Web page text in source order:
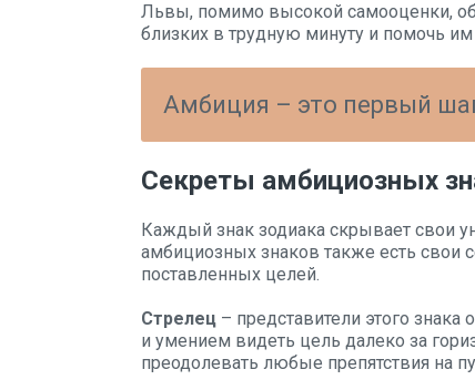
Львы, помимо высокой самооценки,
близких в трудную минуту и помочь им
Амбиция – это первый шаг
Секреты амбициозных
Каждый знак зодиака скрывает свои
амбициозных знаков также есть свои
поставленных целей.
Стрелец – представители этого
и умением видеть цель далеко за
преодолевать любые препятствия на